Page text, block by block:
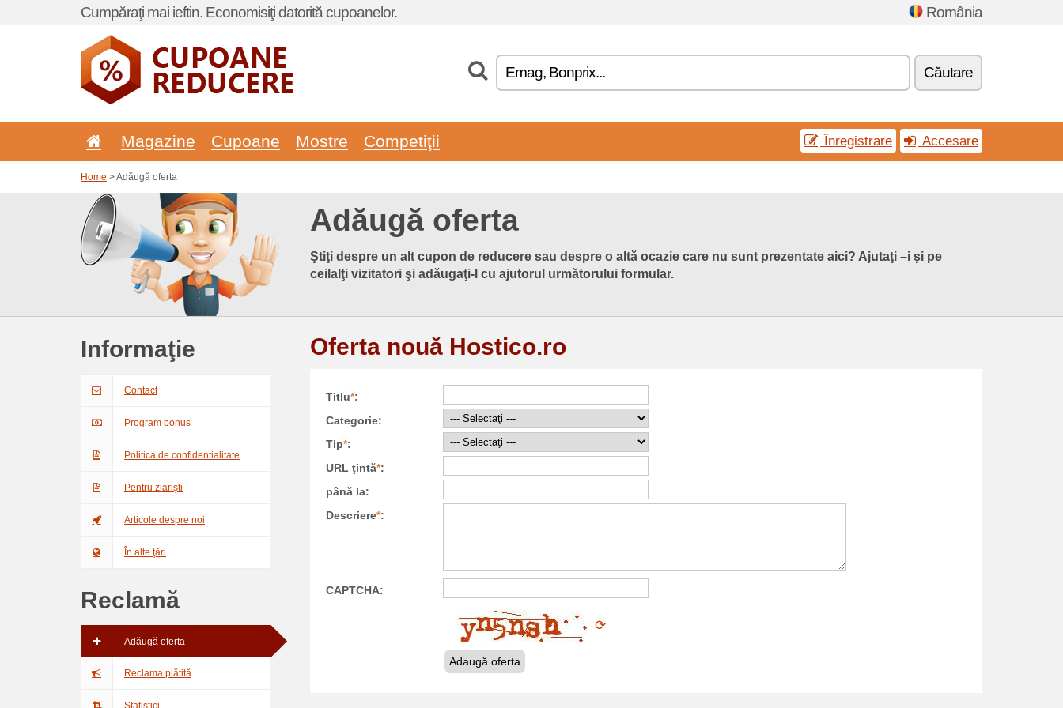
Cumpăraţi mai ieftin. Economisiţi datorită cupoanelor. România
Căutare
Magazine Cupoane Mostre Competiţii Înregistrare Accesare
Home > Adăugă oferta
Adăugă oferta
Ştiţi despre un alt cupon de reducere sau despre o altă ocazie care nu sunt prezentate aici? Ajutaţi –i şi pe
ceilalţi vizitatori şi adăugaţi-l cu ajutorul următorului formular.
Informaţie
Contact
Program bonus
Politica de confidentialitate
Pentru ziarişti
Articole despre noi
În alte ţări
Reclamă
Adăugă oferta
Reclama plătită
Statistici
Oferta nouă Hostico.ro
Titlu*:
Categorie:
Tip*:
URL ţintă*:
până la:
Descriere*:
CAPTCHA:
⟳
Adaugă oferta